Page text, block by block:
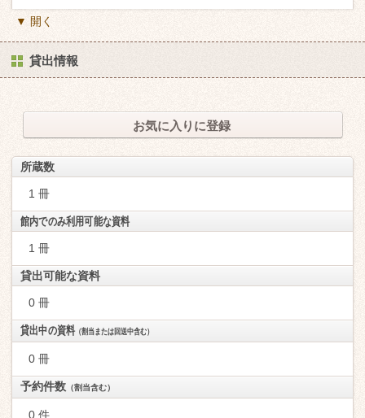
▼ 開く
貸出情報
お気に入りに登録
所蔵数
1 冊
館内でのみ利用可能な資料
1 冊
貸出可能な資料
0 冊
貸出中の資料（割当または回送中含む）
0 冊
予約件数 （割当含む）
0 件